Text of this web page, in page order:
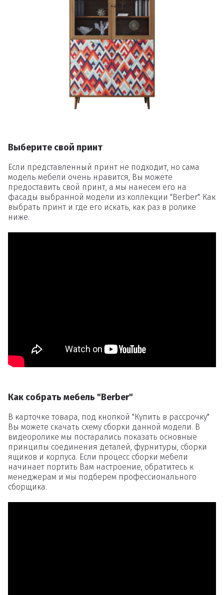
Выберите свой принт
Если представленный принт не подходит, но сама
модель мебели очень нравится, Вы можете
предоставить свой принт, а мы нанесем его на
фасады выбранной модели из коллекции "Berber". Как
выбрать принт и где его искать, как раз в ролике
ниже.
Как собрать мебель "Berber"
В карточке товара, под кнопкой "Купить в рассрочку"
Вы можете скачать схему сборки данной модели. В
видеоролике мы постарались показать основные
принципы соединения деталей, фурнитуры, сборки
ящиков и корпуса. Если процесс сборки мебели
начинает портить Вам настроение, обратитесь к
менеджерам и мы подберем профессионального
сборщика.